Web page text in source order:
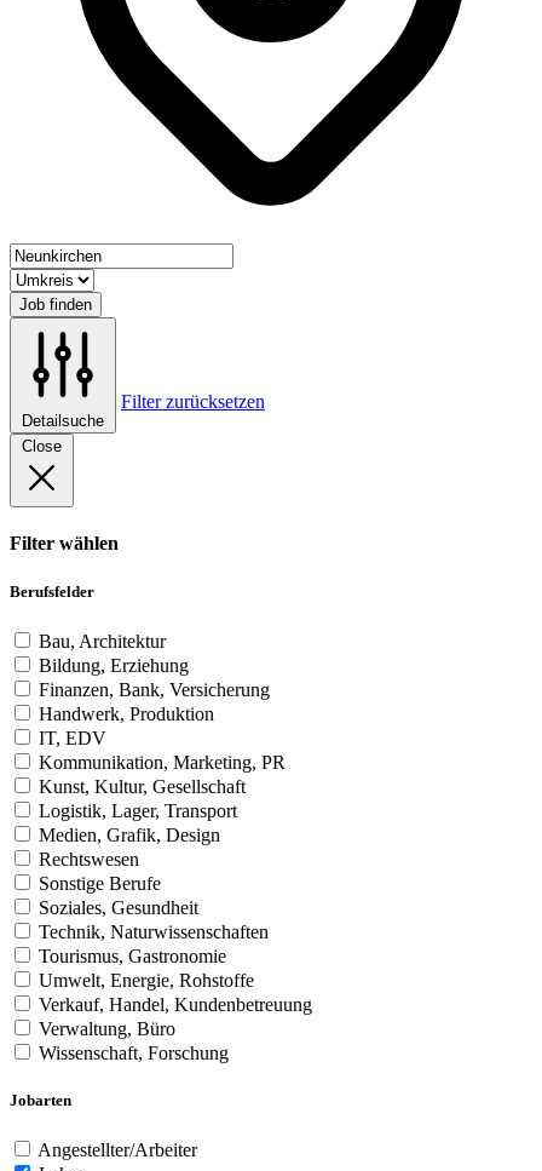
Job finden
Detailsuche
Filter zurücksetzen
Close
Filter wählen
Berufsfelder
Bau, Architektur
Bildung, Erziehung
Finanzen, Bank, Versicherung
Handwerk, Produktion
IT, EDV
Kommunikation, Marketing, PR
Kunst, Kultur, Gesellschaft
Logistik, Lager, Transport
Medien, Grafik, Design
Rechtswesen
Sonstige Berufe
Soziales, Gesundheit
Technik, Naturwissenschaften
Tourismus, Gastronomie
Umwelt, Energie, Rohstoffe
Verkauf, Handel, Kundenbetreuung
Verwaltung, Büro
Wissenschaft, Forschung
Jobarten
Angestellter/Arbeiter